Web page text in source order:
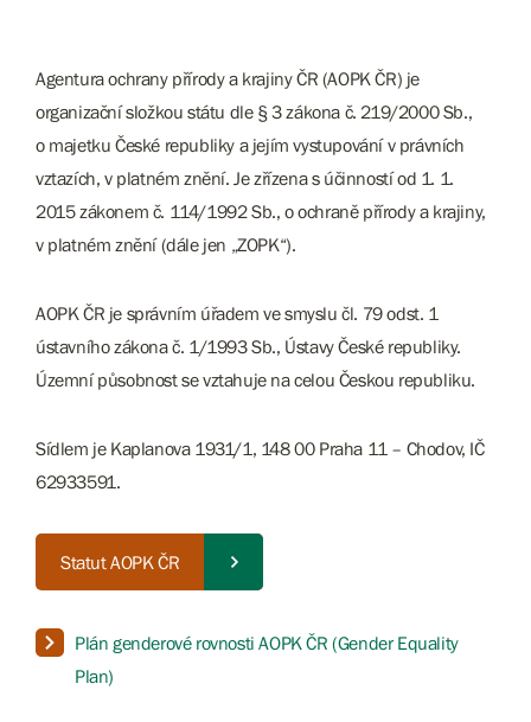
Agentura ochrany přírody a krajiny ČR (AOPK ČR) je
organizační složkou státu dle § 3 zákona č. 219/2000 Sb.,
o majetku České republiky a jejím vystupování v právních
vztazích, v platném znění. Je zřízena s účinností od 1. 1.
2015 zákonem č. 114/1992 Sb., o ochraně přírody a krajiny,
v platném znění (dále jen „ZOPK“).
AOPK ČR je správním úřadem ve smyslu čl. 79 odst. 1
ústavního zákona č. 1/1993 Sb., Ústavy České republiky.
Územní působnost se vztahuje na celou Českou republiku.
Sídlem je Kaplanova 1931/1, 148 00 Praha 11 – Chodov, IČ
62933591.
Statut AOPK ČR
Plán genderové rovnosti AOPK ČR (Gender Equality
Plan)